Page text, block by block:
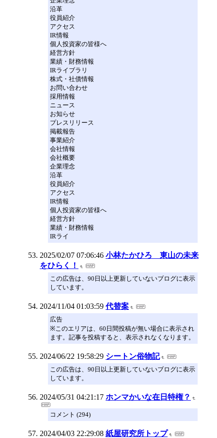
沿革
役員紹介
アクセス
IR情報
個人投資家の皆様へ
経営方針
業績・財務情報
IRライブラリ
株式・社債情報
お問い合わせ
採用情報
ニュース
お知らせ
プレスリリース
掲載報告
事業紹介
会社情報
会社概要
企業理念
沿革
役員紹介
アクセス
IR情報
個人投資家の皆様へ
経営方針
業績・財務情報
IRライ
2025/02/07 07:06:46 小林たかひろ 東山の未来
をひらく！
この広告は、90日以上更新していないブログに表示
しています。
2024/11/04 01:03:59 代替案
広告
※このエリアは、60日間投稿が無い場合に表示され
ます。記事を投稿すると、表示されなくなります。
2024/06/22 19:58:29 シートン俗物記
この広告は、90日以上更新していないブログに表示
しています。
2024/05/31 04:21:17 ホンマかいな在日特権？
コメント (294)
2024/04/03 22:29:08 紙屋研究所トップ